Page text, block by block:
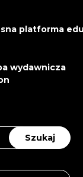
platforma
wydawnicza
Szukaj